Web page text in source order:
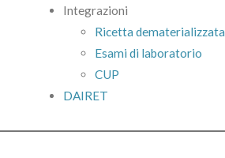
Integrazioni
Ricetta dematerializzata
Esami di laboratorio
CUP
DAIRET